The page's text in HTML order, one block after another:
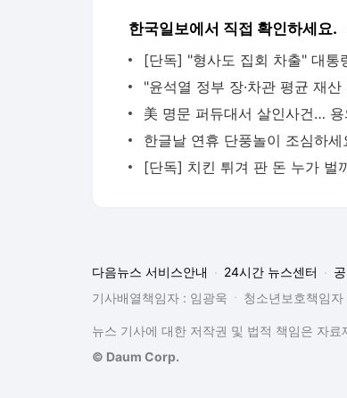
한국일보에서 직접 확인하세요.
다음뉴스 서비스안내 24시간 뉴스센터
기사배열책임자 : 임광욱
청소년보호책임자
뉴스 기사에 대한 저작권 및 법적 책임은 자
© Daum Corp.